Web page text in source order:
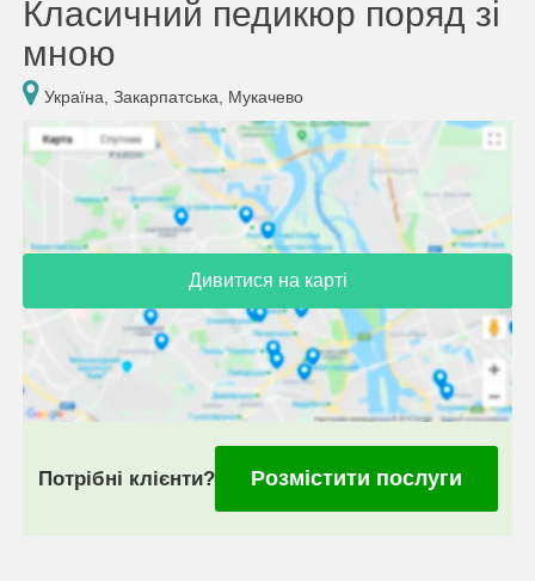
Класичний педикюр поряд зі
мною
Україна, Закарпатська, Мукачево
Дивитися на карті
Потрібні клієнти? Розмістити послуги